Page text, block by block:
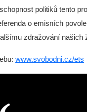
politiků tento
o emisních
zdražování našich
www.svobodni.cz/ets